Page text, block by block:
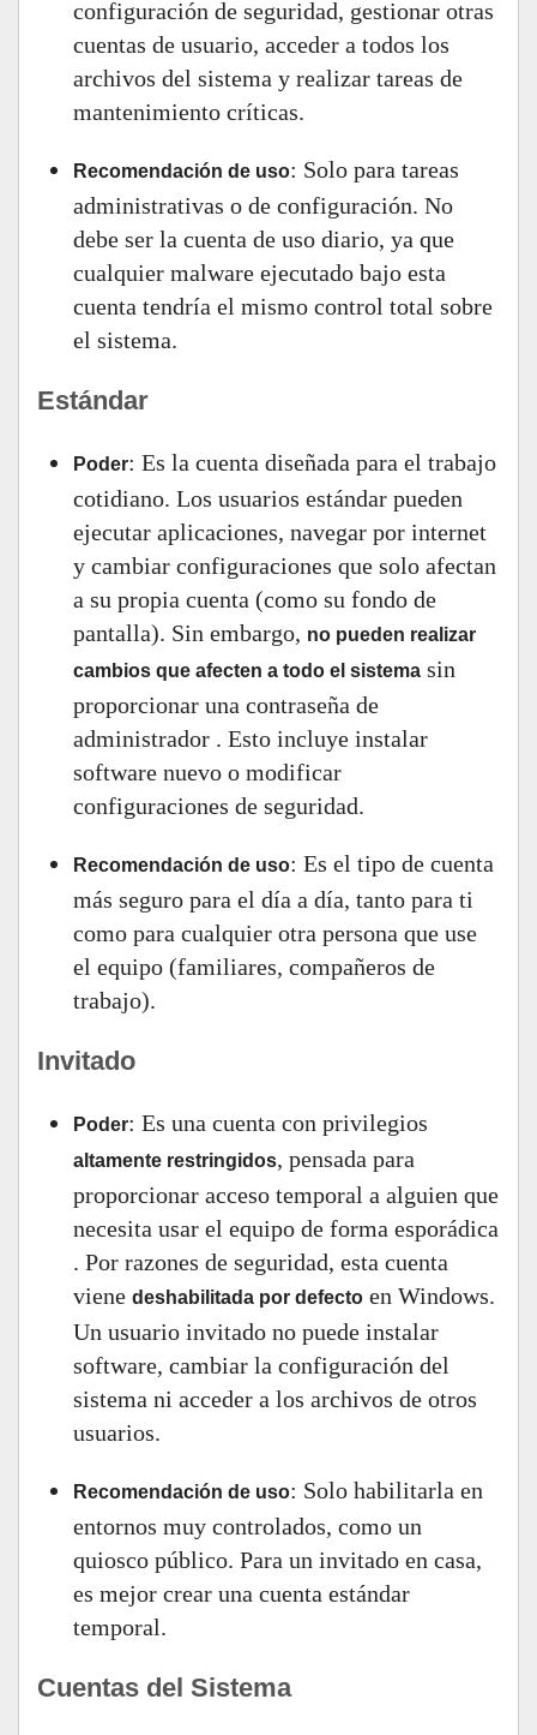
configuración de seguridad, gestionar otras
cuentas de usuario, acceder a todos los
archivos del sistema y realizar tareas de
mantenimiento críticas.
Recomendación de uso: Solo para tareas
administrativas o de configuración. No
debe ser la cuenta de uso diario, ya que
cualquier malware ejecutado bajo esta
cuenta tendría el mismo control total sobre
el sistema.
Estándar
Poder: Es la cuenta diseñada para el trabajo
cotidiano. Los usuarios estándar pueden
ejecutar aplicaciones, navegar por internet
y cambiar configuraciones que solo afectan
a su propia cuenta (como su fondo de
pantalla). Sin embargo, no pueden realizar
cambios que afecten a todo el sistema sin
proporcionar una contraseña de
administrador . Esto incluye instalar
software nuevo o modificar
configuraciones de seguridad.
Recomendación de uso: Es el tipo de cuenta
más seguro para el día a día, tanto para ti
como para cualquier otra persona que use
el equipo (familiares, compañeros de
trabajo).
Invitado
Poder: Es una cuenta con privilegios
altamente restringidos, pensada para
proporcionar acceso temporal a alguien que
necesita usar el equipo de forma esporádica
. Por razones de seguridad, esta cuenta
viene deshabilitada por defecto en Windows.
Un usuario invitado no puede instalar
software, cambiar la configuración del
sistema ni acceder a los archivos de otros
usuarios.
Recomendación de uso: Solo habilitarla en
entornos muy controlados, como un
quiosco público. Para un invitado en casa,
es mejor crear una cuenta estándar
temporal.
Cuentas del Sistema